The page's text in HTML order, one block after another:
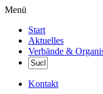
Menü
Start
Aktuelles
Verbände &
Kontakt